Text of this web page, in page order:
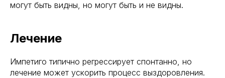
могут быть видны, но могут быть и не видны.
Лечение
Импетиго типично регрессирует спонтанно, но
лечение может ускорить процесс выздоровления.